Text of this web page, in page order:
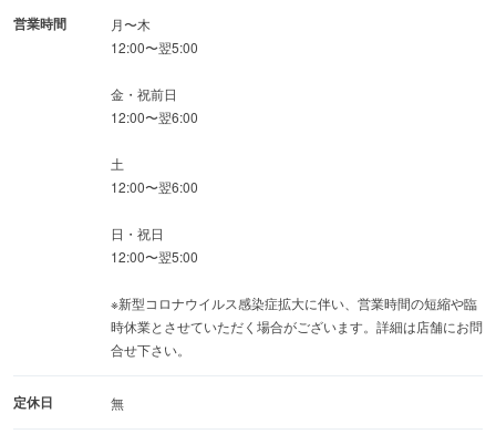
完全防音のプライベート空間で、自慢の料理とカラオケを
心ゆくまで満喫◎
営業時間
月〜木
12:00〜翌5:00
金・祝前日
12:00〜翌6:00
土
12:00〜翌6:00
日・祝日
12:00〜翌5:00
※新型コロナウイルス感染症拡大に伴い、営業時間の短縮や臨
時休業とさせていただく場合がございます。詳細は店舗にお問
合せ下さい。
定休日 無